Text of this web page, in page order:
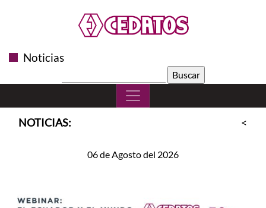
Noticias
NOTICIAS: <<
06 de Agosto del 2026